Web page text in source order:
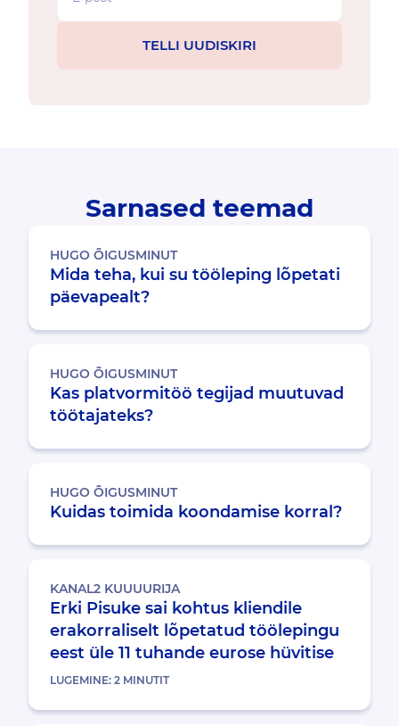
Sarnased teemad
HUGO ÕIGUSMINUT
Mida teha, kui su tööleping lõpetati
päevapealt?
HUGO ÕIGUSMINUT
Kas platvormitöö tegijad muutuvad
töötajateks?
HUGO ÕIGUSMINUT
Kuidas toimida koondamise korral?
KANAL2 KUUUURIJA
Erki Pisuke sai kohtus kliendile
erakorraliselt lõpetatud töölepingu
eest üle 11 tuhande eurose hüvitise
LUGEMINE: 2 MINUTIT